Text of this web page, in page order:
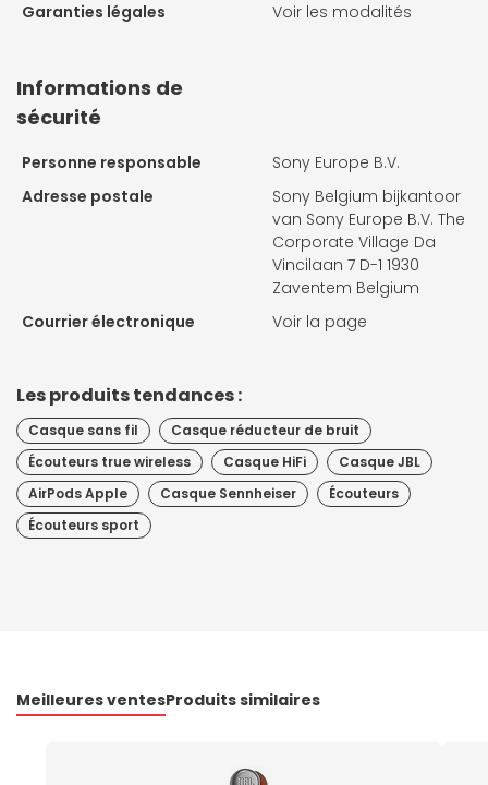
Garanties légales
Voir les modalités
Informations de
sécurité
Personne responsable
Sony Europe B.V.
Adresse postale
Sony Belgium bijkantoor
van Sony Europe B.V. The
Corporate Village Da
Vincilaan 7 D-1 1930
Zaventem Belgium
Courrier électronique
Voir la page
Les produits tendances :
Casque sans fil
Casque réducteur de bruit
Écouteurs true wireless
Casque HiFi
Casque JBL
AirPods Apple
Casque Sennheiser
Écouteurs
Écouteurs sport
Meilleures ventesProduits similaires